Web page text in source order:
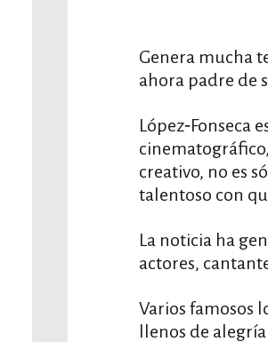
Genera mucha
ahora padre de
López‑Fonseca
creativo, no es
talentoso con
La noticia ha
actores,
Varios famosos
llenos de